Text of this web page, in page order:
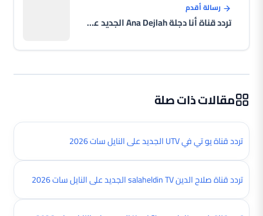
رسالة أقدم
تردد قناة أنا دجلة Ana Dejlah الجديد على النايل سات 2026
مقالات ذات صلة
تردد قناة يو تي في UTV الجديد على النايل سات 2026
تردد قناة صلاح الدين salaheldin TV الجديد على النايل سات 2026